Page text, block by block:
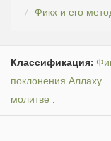
Фикх и его
Классификация:
поклонения Аллаху .
молитве .